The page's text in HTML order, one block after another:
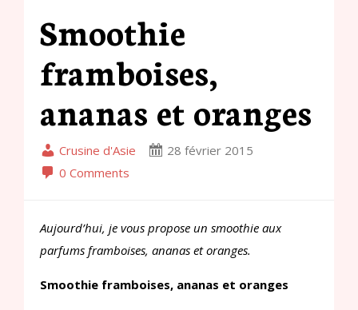
Smoothie
framboises,
ananas et oranges
Crusine d'Asie
28 février 2015
0 Comments
Aujourd’hui, je vous propose un smoothie aux
parfums framboises, ananas et oranges.
Smoothie framboises, ananas et oranges